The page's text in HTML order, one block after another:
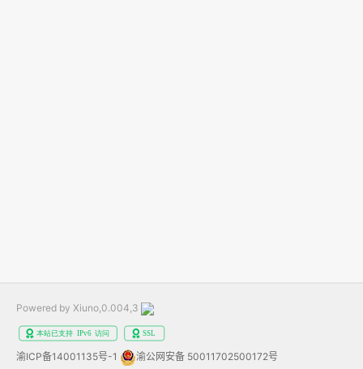
Powered by Xiuno,0.004,3
渝ICP备14001135号-1 渝公网安备 50011702500172号